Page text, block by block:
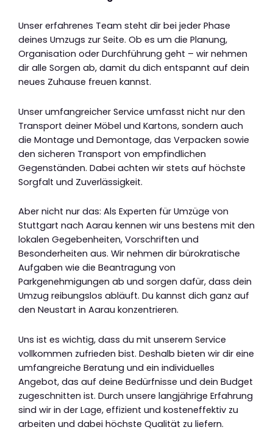
Unser erfahrenes Team steht dir bei jeder Phase
deines Umzugs zur Seite. Ob es um die Planung,
Organisation oder Durchführung geht – wir nehmen
dir alle Sorgen ab, damit du dich entspannt auf dein
neues Zuhause freuen kannst.
Unser umfangreicher Service umfasst nicht nur den
Transport deiner Möbel und Kartons, sondern auch
die Montage und Demontage, das Verpacken sowie
den sicheren Transport von empfindlichen
Gegenständen. Dabei achten wir stets auf höchste
Sorgfalt und Zuverlässigkeit.
Aber nicht nur das: Als Experten für Umzüge von
Stuttgart nach Aarau kennen wir uns bestens mit den
lokalen Gegebenheiten, Vorschriften und
Besonderheiten aus. Wir nehmen dir bürokratische
Aufgaben wie die Beantragung von
Parkgenehmigungen ab und sorgen dafür, dass dein
Umzug reibungslos abläuft. Du kannst dich ganz auf
den Neustart in Aarau konzentrieren.
Uns ist es wichtig, dass du mit unserem Service
vollkommen zufrieden bist. Deshalb bieten wir dir eine
umfangreiche Beratung und ein individuelles
Angebot, das auf deine Bedürfnisse und dein Budget
zugeschnitten ist. Durch unsere langjährige Erfahrung
sind wir in der Lage, effizient und kosteneffektiv zu
arbeiten und dabei höchste Qualität zu liefern.